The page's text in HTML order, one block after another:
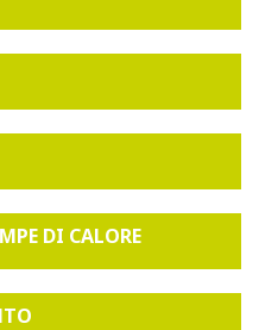
DI CALORE